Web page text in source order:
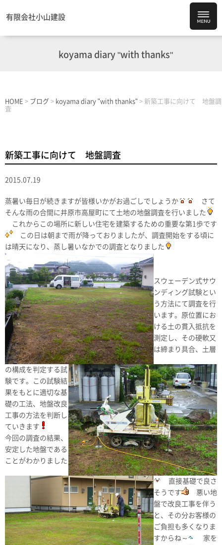
有限会社小山建設
koyama diary "with thanks"
HOME > ブログ > koyama diary "with thanks" > 新築工事に向けて 地盤調
査
新築工事に向けて 地盤調査
2015.07.19
蒸暑い毎日が続きますが皆様いかがお過ごしでしょうか
さて
そんな雨の合間に井原市高屋町にて土地の地盤調査を行いました
これからこの場所に新しい住宅を建築するための重要な第1歩です
この日は朝まで雨が降っておりましたが、調査開始をする頃に
は晴天になり、蒸し暑いなかでの調査となりました
スウェーデン式サウ
ンディング試験とい
う方法にて調査を行
います。原位置にお
ける土の貫入抵抗を
測定し、その硬軟又
は締まり具合、土層
の構成を判定する試
験です。この試験結
果をもとに適切な基
礎の工法、地盤改良
工事の方法を判断し
ていきます
今回の調査の結果、
安定した地盤である
ことがわかりました
直接基礎で良さ
そうです
悪い地
盤で改良工事を伴う
と、その分お客様の
ご負担も多くなりま
すからね～
家を